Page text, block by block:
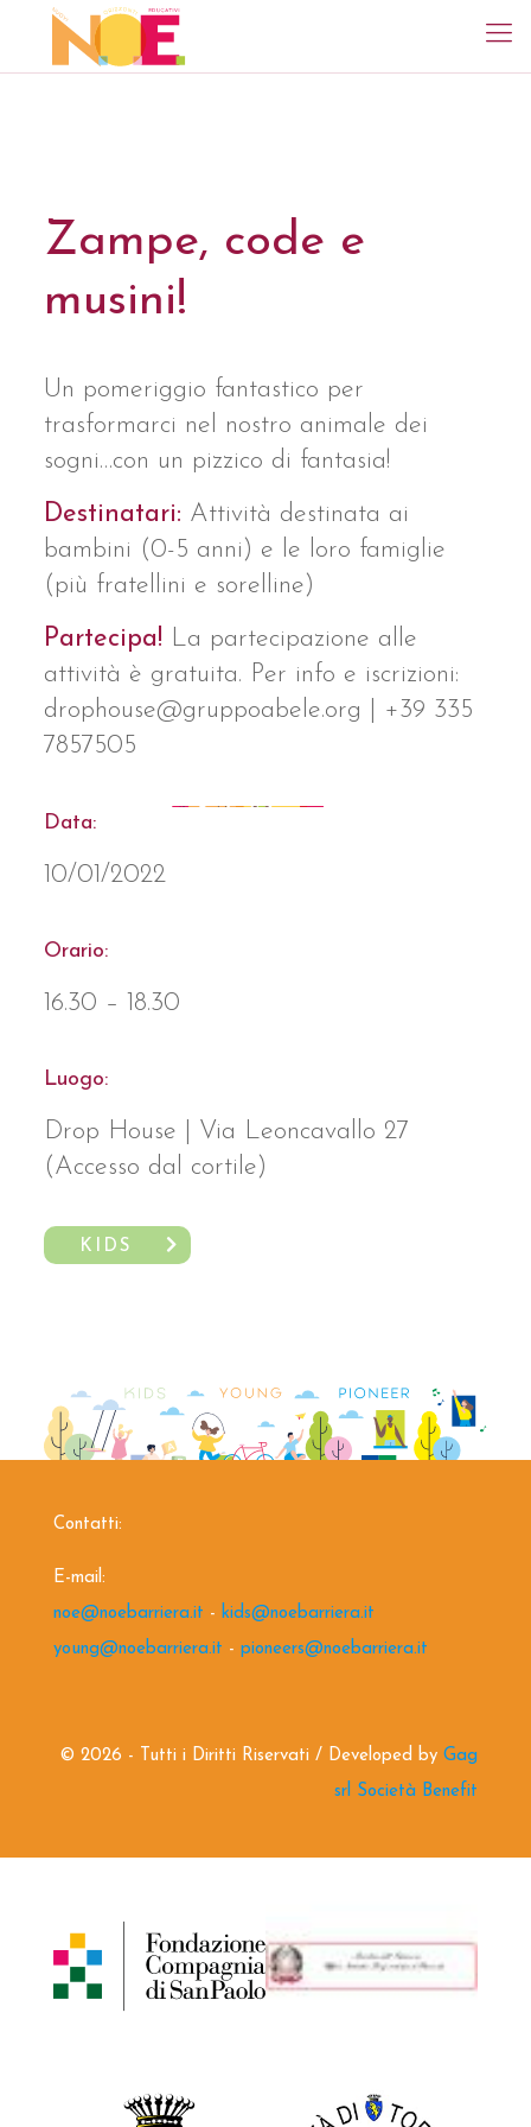
Zampe, code e
musini!
Un pomeriggio fantastico per
trasformarci nel nostro animale dei
sogni…con un pizzico di fantasia!
Destinatari: Attività destinata ai
bambini (0-5 anni) e le loro famiglie
(più fratellini e sorelline)
Partecipa! La partecipazione alle
attività è gratuita. Per info e iscrizioni:
drophouse@gruppoabele.org | +39 335
7857505
Data:
10/01/2022
Orario:
16.30 – 18.30
Luogo:
Drop House | Via Leoncavallo 27
(Accesso dal cortile)
KIDS
Contatti:
E-mail:
noe@noebarriera.it - kids@noebarriera.it
young@noebarriera.it - pioneers@noebarriera.it
© 2026 - Tutti i Diritti Riservati / Developed by Gag
srl Società Benefit